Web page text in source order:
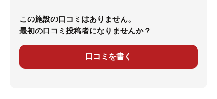
この施設の口コミはありません。
最初の口コミ投稿者になりませんか？
口コミを書く